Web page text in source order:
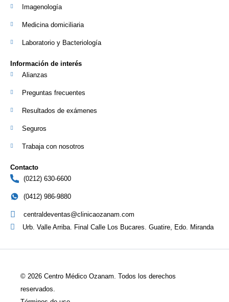
Imagenología
Medicina domiciliaria
Laboratorio y Bacteriología
Información de interés
Alianzas
Preguntas frecuentes
Resultados de exámenes
Seguros
Trabaja con nosotros
Contacto
(0212) 630-6600
(0412) 986-9880
centraldeventas@clinicaozanam.com
Urb. Valle Arriba. Final Calle Los Bucares. Guatire, Edo. Miranda
© 2026 Centro Médico Ozanam. Todos los derechos
reservados.